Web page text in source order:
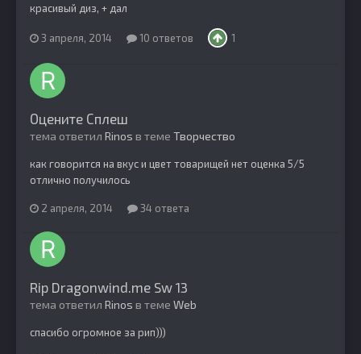
красивый диз, + дал
3 апреля, 2014 10 ответов 1
Оцените Сплеш
тема ответил Rinos в теме Творчество
как говорится на вкус и цвет товарищей нет оценка 5/5
отлично получилось
2 апреля, 2014 34 ответа
Rip Dragonwind.me Sw 13
тема ответил Rinos в теме Web
спасибо огромное за рип)))